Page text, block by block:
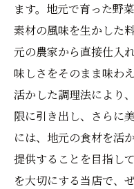
ます。地元で育った野
素材の風味を生かした
元の農家から直接仕入
味しさをそのまま味わ
活かした調理法により
限に引き出し、さらに
には、地元の食材を活
提供することを目指し
を大切にする当店で、